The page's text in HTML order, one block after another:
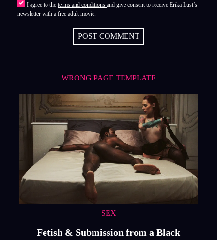
I agree to the terms and conditions and give consent to receive Erika Lust’s
newsletter with a free adult movie.
POST COMMENT
WRONG PAGE TEMPLATE
SEX
Fetish & Submission from a Black